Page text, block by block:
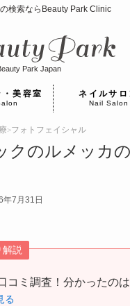
検索ならBeauty Park Clinic
Park Japan
美容室 ネイルサロ
Nail Salon
>フォトフェイシャル
クのルメッカ
年7月31日
説
コミ調査！分かったの
る